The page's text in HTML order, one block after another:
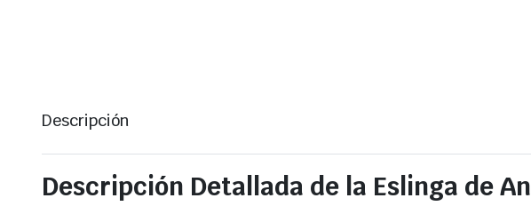
Descripción
Descripción Detallada de la Eslinga de